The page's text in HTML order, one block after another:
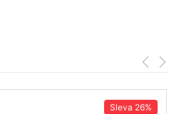
Sleva 26%